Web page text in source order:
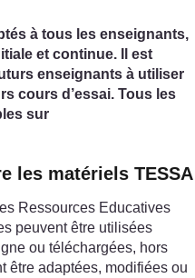
à tous les enseignants,
et continue. Il est
enseignants à utiliser
cours d’essai. Tous les
sur
les matériels TESSA
Ressources Educatives
peuvent être utilisées
ou téléchargées, hors
être adaptées, modifiées ou